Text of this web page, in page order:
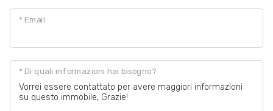
* Email
* Di quali informazioni hai bisogno?